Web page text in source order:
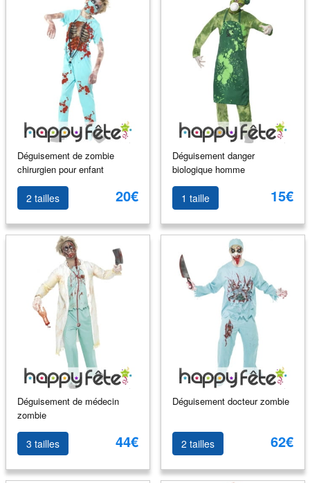
Déguisement de zombie
chirurgien pour enfant
2 tailles 20€
Déguisement danger
biologique homme
1 taille 15€
Déguisement de médecin
zombie
3 tailles 44€
Déguisement docteur zombie
2 tailles 62€